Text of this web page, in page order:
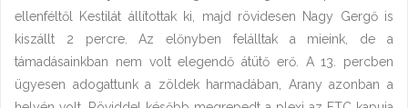
ellenféltől Kestilát állítottak ki, majd rövidesen Nagy Gergő is
kiszállt 2 percre. Az előnyben felálltak a mieink, de a
támadásainkban nem volt elegendő átütő erő. A 13. percben
ügyesen adogattunk a zöldek harmadában, Arany azonban a